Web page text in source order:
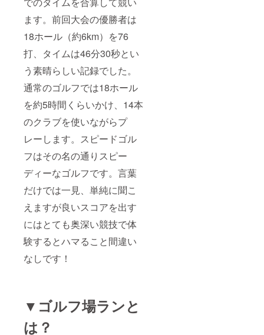
ます。前回大会の優勝者は
18ホール（約6km）を76
打、タイムは46分30秒とい
う素晴らしい記録でした。
通常のゴルフでは18ホール
を約5時間くらいかけ、14本
のクラブを使いながらプ
レーします。スピードゴル
フはその名の通りスピー
ディーなゴルフです。言葉
だけでは一見、単純に聞こ
えますが良いスコアを出す
にはとても奥深い競技で体
験するとハマること間違い
なしです！
▼ゴルフ場ランと
は？